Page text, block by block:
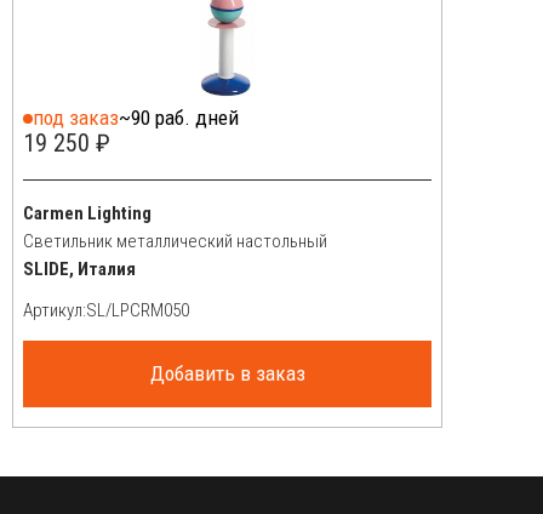
под заказ~90 раб. дней
19 250 ₽
Carmen Lighting
Светильник металлический настольный
SLIDE, Италия
Артикул:
Добавить в заказ